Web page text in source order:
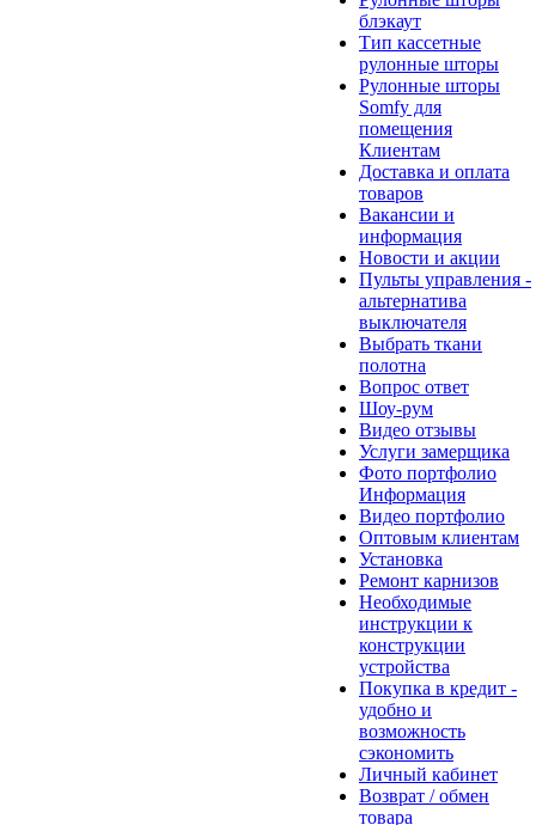
блэкаут
Тип кассетные
рулонные шторы
Рулонные шторы
Somfy для
помещения
Клиентам
Доставка и оплата
товаров
Вакансии и
информация
Новости и акции
Пульты управления -
альтернатива
выключателя
Выбрать ткани
полотна
Вопрос ответ
Шоу-рум
Видео отзывы
Услуги замерщика
Фото портфолио
Информация
Видео портфолио
Оптовым клиентам
Установка
Ремонт карнизов
Необходимые
инструкции к
конструкции
устройства
Покупка в кредит -
удобно и
возможность
сэкономить
Личный кабинет
Возврат / обмен
товара